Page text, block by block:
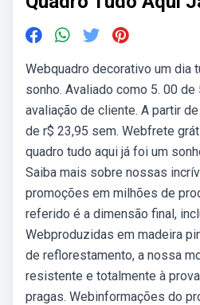
Webquadro decorativo um dia
sonho. Avaliado como 5. 00
avaliação de cliente. A partir
de r$ 23,95 sem. Webfrete
quadro tudo aqui já foi um
Saiba mais sobre nossas
promoções em milhões de
referido é a dimensão final,
Webproduzidas em madeira
de reflorestamento, a nossa
resistente e totalmente à
pragas. Webinformações do